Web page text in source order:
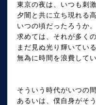
東京の夜は、いつも刺
夕闇と共に立ち現れる
いつの頃だったろうか
求めては、それが多く
まだ見ぬ光り輝いてい
無為に時間を浪費してい
そういう時代がいつの
あるいは、僕自身がそ